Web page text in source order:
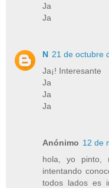
Ja
Ja
N 21 de octubre
Ja¡! Interesante
Ja
Ja
Ja
Anónimo 12 de
hola, yo pinto,
intentando
todos lados es